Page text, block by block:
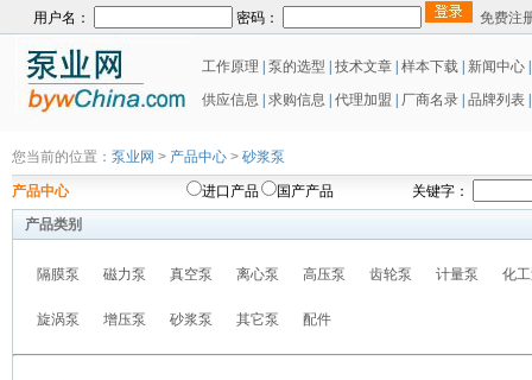
用户名： 密码： 免费注
工作原理 泵的选型 技术文章 样本下载 新闻中心
供应信息
求购信息 代理加盟 厂商名录 品牌列表
您当前的位置： 泵业网 > 产品中心> 砂浆泵
产品中心 进口产品 国产产品
关键字：
产品类别
隔膜泵 磁力泵 真空泵 离心泵 高压泵 齿轮泵 计量泵 化
旋涡泵 增压泵 砂浆泵 其它泵 配件